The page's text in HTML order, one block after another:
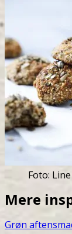
Foto:
Mere
Grøn